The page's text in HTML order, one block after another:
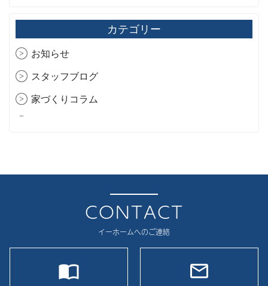
2026年3月
2026年2月
2025年5月
2025年4月
カテゴリー
お知らせ
スタッフブログ
家づくりコラム
CONTACT
イーホームへのご連絡
import_contacts mail_outline